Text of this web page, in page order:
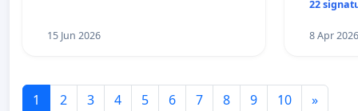
15 Jun 2026
22
8 Apr 2026
1 2 3 4 5 6 7 8 9 10 »